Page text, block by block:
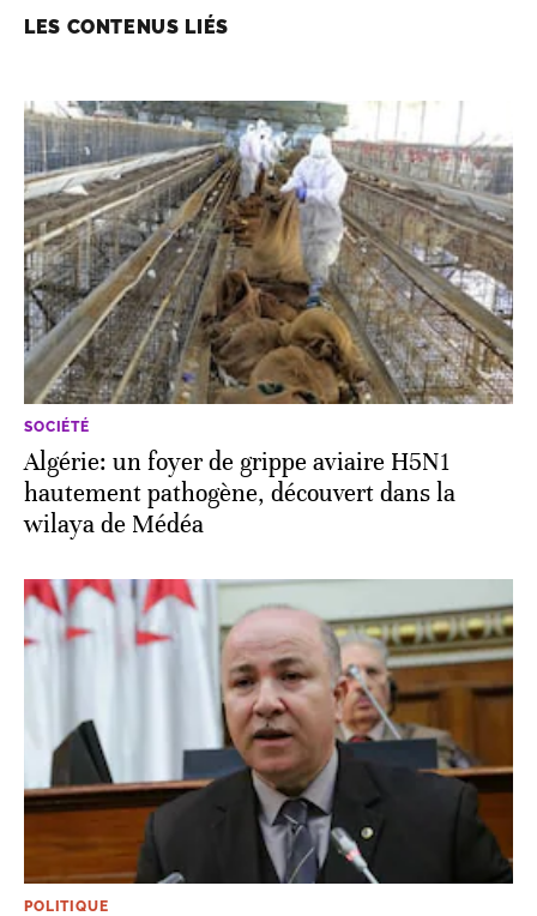
LES CONTENUS LIÉS
SOCIÉTÉ
Algérie: un foyer de grippe aviaire H5N1
hautement pathogène, découvert dans la
wilaya de Médéa
POLITIQUE